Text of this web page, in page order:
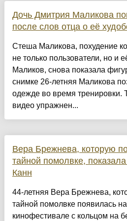
Дочь Дмитрия Маликова
после слов отца о её
Стеша Маликова, похудение
не только пользователи, но и
Маликов, снова показала
снимке 26-летняя Маликова
одежде во время тренировки.
видео упражнен...
Вера Брежнева, которую
тайной помолвке,
Канн
44-летняя Вера Брежнева,
тайной помолвке появилась
кинофестивале с кольцом на